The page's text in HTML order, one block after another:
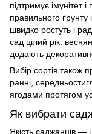
підтримує імунітет
правильного ґрунту
швидко ростуть і
сад цілий рік:
додають
Вибір сортів також
ранні,
ягодами протягом
Як вибрати
Якість саджанців